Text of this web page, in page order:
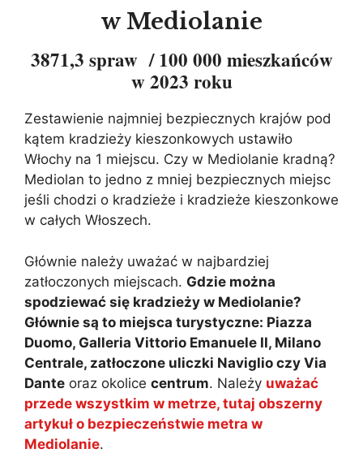
w Mediolanie
3871,3 spraw / 100 000 mieszkańców
w 2023 roku
Zestawienie najmniej bezpiecznych krajów pod
kątem kradzieży kieszonkowych ustawiło
Włochy na 1 miejscu. Czy w Mediolanie kradną?
Mediolan to jedno z mniej bezpiecznych miejsc
jeśli chodzi o kradzieże i kradzieże kieszonkowe
w całych Włoszech.
Głównie należy uważać w najbardziej
zatłoczonych miejscach. Gdzie można
spodziewać się kradzieży w Mediolanie?
Głównie są to miejsca turystyczne: Piazza
Duomo, Galleria Vittorio Emanuele II, Milano
Centrale, zatłoczone uliczki Naviglio czy Via
Dante oraz okolice centrum. Należy uważać
przede wszystkim w metrze, tutaj obszerny
artykuł o bezpieczeństwie metra w
Mediolanie.